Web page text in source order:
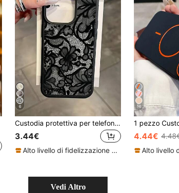
6
Custodia protettiva per telefono in TPU nero con pizzo, antiurto, 1 pezzo, con pizzo TPU, motivo floreale dipinto, texture opaca effetto litchi, copertura totale, compatibile con 11 12 13 14 15 16 17 Pro Max, regalo primaverile, regalo di compleanno, regalo di anniversario, estetica
3.44€
Alto livello di fidelizzazione dei clienti
16
4.44€
Vedi Altro